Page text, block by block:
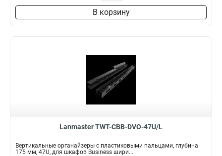
В корзину
Lanmaster TWT-CBB-DVO-47U/L
Вертикальные органайзеры с пластиковыми пальцами, глубина
175 мм, 47U, для шкафов Business шири...